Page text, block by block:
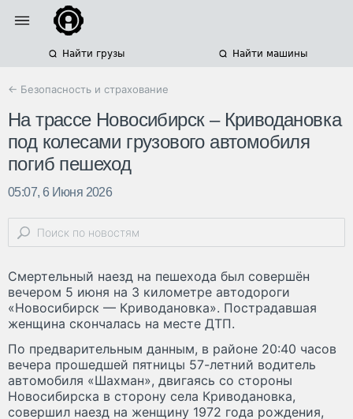
Найти грузы Найти машины
← Безопасность и страхование
На трассе Новосибирск – Криводановка
под колесами грузового автомобиля
погиб пешеход
05:07, 6 Июня 2026
Смертельный наезд на пешехода был совершён
вечером 5 июня на 3 километре автодороги
«Новосибирск — Криводановка». Пострадавшая
женщина скончалась на месте ДТП.
По предварительным данным, в районе 20:40 часов
вечера прошедшей пятницы 57-летний водитель
автомобиля «Шахман», двигаясь со стороны
Новосибирска в сторону села Криводановка,
совершил наезд на женщину 1972 года рождения,